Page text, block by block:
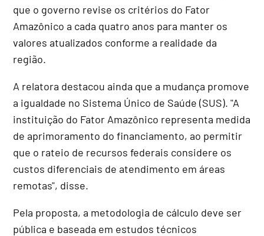
que o governo revise os critérios do Fator
Amazônico a cada quatro anos para manter os
valores atualizados conforme a realidade da
região.
A relatora destacou ainda que a mudança promove
a igualdade no Sistema Único de Saúde (SUS). "A
instituição do Fator Amazônico representa medida
de aprimoramento do financiamento, ao permitir
que o rateio de recursos federais considere os
custos diferenciais de atendimento em áreas
remotas", disse.
Pela proposta, a metodologia de cálculo deve ser
pública e baseada em estudos técnicos